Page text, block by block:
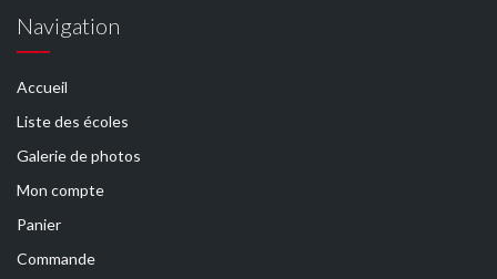
Navigation
Accueil
Liste des écoles
Galerie de photos
Mon compte
Panier
Commande